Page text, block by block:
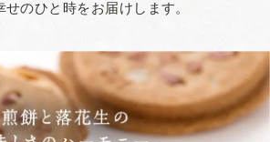
のひと時をお届けします。